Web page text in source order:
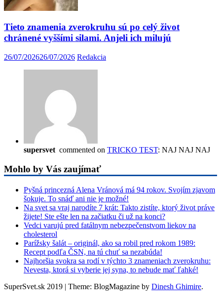
Tieto znamenia zverokruhu sú po celý život
chránené vyššími silami. Anjeli ich milujú
26/07/202626/07/2026 Redakcia
supersvet commented on TRICKO TEST: NAJ NAJ NAJ
Mohlo by Vás zaujímať
Pyšná princezná Alena Vránová má 94 rokov. Svojím zjavom
šokuje. To snáď ani nie je možné!
Na svet sa vraj narodíte 7 krát: Takto zistíte, ktorý život práve
žijete! Ste ešte len na začiatku či už na konci?
Vedci varujú pred fatálnym nebezpečenstvom liekov na
cholesterol
Parížsky šalát – originál, ako sa robil pred rokom 1989:
Recept podľa ČSN, na tú chuť sa nezabúda!
Najhoršia svokra sa rodí v týchto 3 znameniach zverokruhu:
Nevesta, ktorá si vyberie jej syna, to nebude mať ľahké!
SuperSvet.sk 2019 | Theme: BlogMagazine by Dinesh Ghimire.